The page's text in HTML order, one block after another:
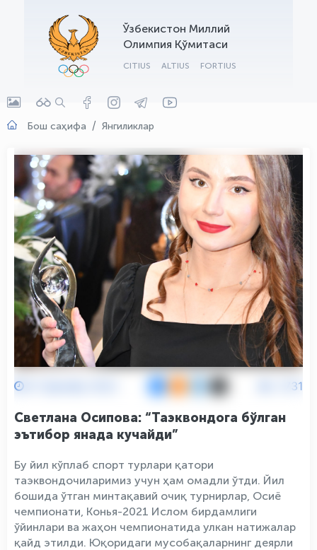
Ўзбекистон Миллий
Олимпия Қўмитаси
CITIUS ALTIUS FORTIUS
Бош саҳифа Янгиликлар
2731
Светлана Осипова: “Таэквондога бўлган
эътибор янада кучайди”
Бу йил кўплаб спорт турлари қатори
таэквондочиларимиз учун ҳам омадли ўтди. Йил
бошида ўтган минтақавий очиқ турнирлар, Осиё
чемпионати, Конья-2021 Ислом бирдамлиги
ўйинлари ва жаҳон чемпионатида улкан натижалар
қайд этилди. Юқоридаги мусобақаларнинг деярли
OLYMPCHIK AI - yordamchi
Онлайн · olympic.uz